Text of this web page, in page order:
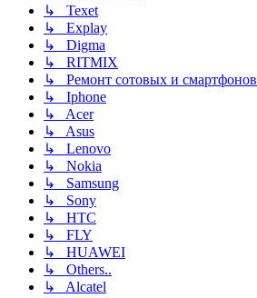
↳ Texet
↳ Explay
↳ Digma
↳ RITMIX
↳ Ремонт сотовых и смартфонов
↳ Iphone
↳ Acer
↳ Asus
↳ Lenovo
↳ Nokia
↳ Samsung
↳ Sony
↳ HTC
↳ FLY
↳ HUAWEI
↳ Others..
↳ Alcatel